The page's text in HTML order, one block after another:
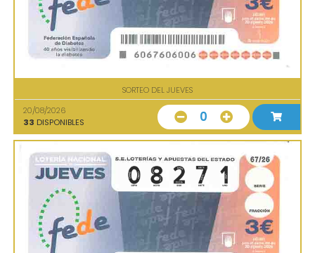
SORTEO DEL JUEVES
20/08/2026
33 DISPONIBLES 0